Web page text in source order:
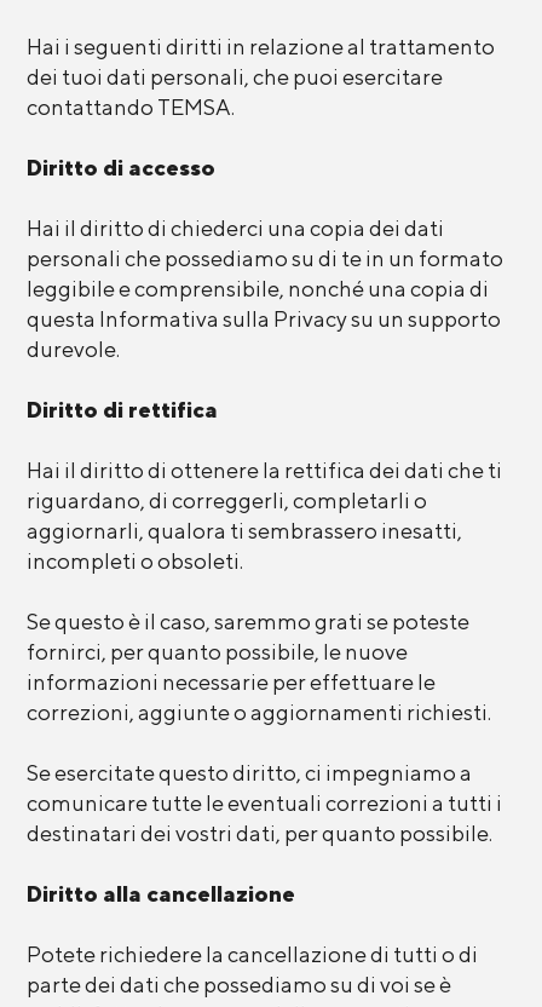
Hai i seguenti diritti in relazione al trattamento
dei tuoi dati personali, che puoi esercitare
contattando TEMSA.
Diritto di accesso
Hai il diritto di chiederci una copia dei dati
personali che possediamo su di te in un formato
leggibile e comprensibile, nonché una copia di
questa Informativa sulla Privacy su un supporto
durevole.
Diritto di rettifica
Hai il diritto di ottenere la rettifica dei dati che ti
riguardano, di correggerli, completarli o
aggiornarli, qualora ti sembrassero inesatti,
incompleti o obsoleti.
Se questo è il caso, saremmo grati se poteste
fornirci, per quanto possibile, le nuove
informazioni necessarie per effettuare le
correzioni, aggiunte o aggiornamenti richiesti.
Se esercitate questo diritto, ci impegniamo a
comunicare tutte le eventuali correzioni a tutti i
destinatari dei vostri dati, per quanto possibile.
Diritto alla cancellazione
Potete richiedere la cancellazione di tutti o di
parte dei dati che possediamo su di voi se è